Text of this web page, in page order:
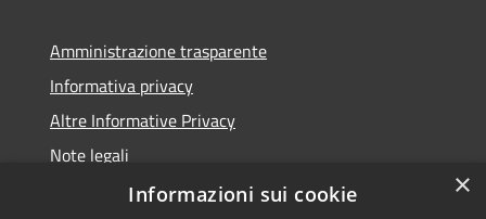
Amministrazione trasparente
Informativa privacy
Altre Informative Privacy
Note legali
Dichiarazione di accessibilità
×
Informazioni sui cookie